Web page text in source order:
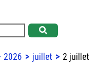
2026 juillet
2 juillet